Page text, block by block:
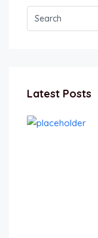
Latest Posts